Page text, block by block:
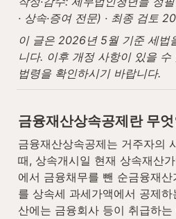
· 상속·증여 전문) · 최종 검토
이 글은 2026년 5월 기준 세법
니다. 이후 개정 사항이 있을
법령을 확인하시기 바랍니다.
금융재산상속공제란 무
금융재산상속공제는 거주자의
때, 상속개시일 현재 상속재산
에서 금융채무를 뺀 순금융재
를 상속세 과세가액에서 공제
산에는 금융회사 등이 취급하